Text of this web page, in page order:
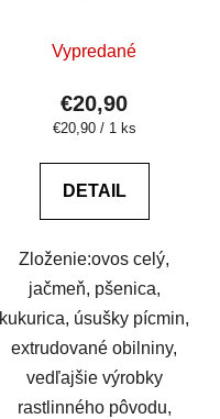
Vypredané
€20,90
Jednotková
€20,90 / 1 ks
DETAIL
Zloženie:ovos celý,
jačmeň, pšenica,
kukurica, úsušky pícmin,
extrudované obilniny,
vedľajšie výrobky
rastlinného pôvodu,